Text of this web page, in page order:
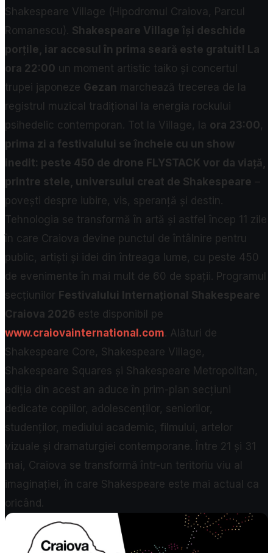
Shakespeare Village (Hipodromul Craiova, Parcul
Romanescu). Shakespeare Village își deschide
porțile, iar accesul în prima seară este gratuit! La
ora 22:00 un moment artistic taiko și concertul
trupei japoneze Gezan marchează trecerea de la
registrul muzical tradițional la energia rockului
psihedelic contemporan. Tot la Village, la ora 23:00,
prima zi a festivalului se încheie cu un show
inedit: peste 450 de drone FLYSTACK vor da viață,
printre stele, universului creat de Shakespeare –
povești despre iubire, vis, speranță și destin.
Tehnologia se transformă în artă și astfel încep 11 zile
în care Craiova devine punctul de întâlnire pentru
public, artiști și idei din întreaga lume, cu peste 450
de evenimente în mai mult de 60 de spații. Programul
secțiunilor Festivalului Internațional Shakespeare
Craiova 2026 este disponibil pe
www.craiovainternational.com. Alături de
Shakespeare Core, Shakespeare Village,
Shakespeare Squares și Shakespeare Metropolitan,
ediția din acest an aduce în prim-plan secțiuni
dedicate copiilor, adolescenților, seniorilor,
studenților, mediului academic, filmului, artelor
vizuale și dramaturgiei contemporane. Între 21 și 31
mai, Craiova se transformă într-un teritoriu viu al
imaginației, în care Shakespeare este mai actual ca
oricând.